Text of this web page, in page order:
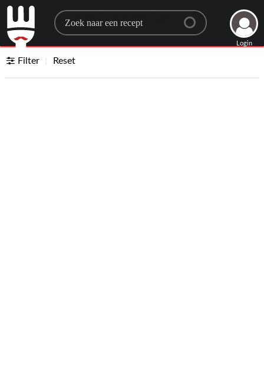
Search for a recipe
Login
Filter Reset